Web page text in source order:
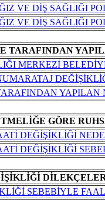
VE DİŞ SAĞLIĞI
VE DİŞ SAĞLIĞI
TARAFINDAN
MERKEZİ
GÖRE
DEĞİŞİKLİĞİ
DEĞİŞİKLİĞİ
SEBEBİYLE